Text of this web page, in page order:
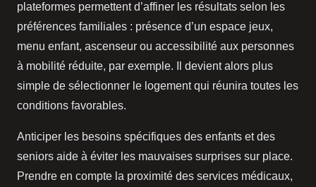
plateformes permettent d’affiner les résultats selon les
préférences familiales : présence d’un espace jeux,
menu enfant, ascenseur ou accessibilité aux personnes
à mobilité réduite, par exemple. Il devient alors plus
simple de sélectionner le logement qui réunira toutes les
conditions favorables.
Anticiper les besoins spécifiques des enfants et des
seniors aide à éviter les mauvaises surprises sur place.
Prendre en compte la proximité des services médicaux,